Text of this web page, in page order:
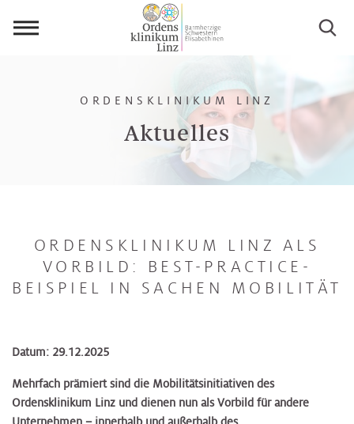
Aktuelles
ORDENSKLINIKUM LINZ
ORDENSKLINIKUM LINZ ALS
VORBILD: BEST-PRACTICE-
BEISPIEL IN SACHEN MOBILITÄT
Datum: 29.12.2025
Mehrfach prämiert sind die Mobilitätsinitiativen des
Ordensklinikum Linz und dienen nun als Vorbild für andere